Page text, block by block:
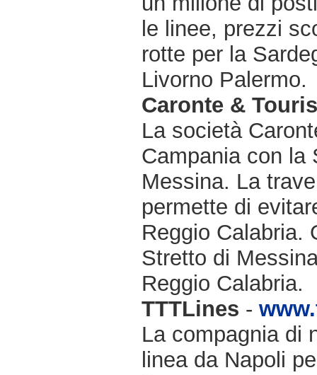
le linee, prezzi
rotte per la
Livorno Palermo.
Caronte &
La società
Campania con la
Messina. La
permette di
Reggio Calabria.
Stretto di
Reggio Calabria.
TTTLines -
La compagnia di
linea da Napoli